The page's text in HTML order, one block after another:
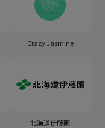
Crazy Jasmine
北海道伊藤園